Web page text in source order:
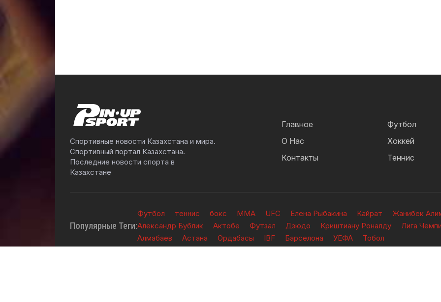
Спортивные новости Казахстана и мира.
Спортивный портал Казахстана.
Последние новости спорта в
Казахстане
Главное
О Нас
Контакты
Футбол
Хоккей
Теннис
Популярные Теги:
Футбол теннис бокс ММА UFC Елена Рыбакина Кайрат
Жанибек
Александр Бублик
Актобе Футзал Дзюдо Криштиану Роналду
Лига
Алмабаев
Астана Ордабасы IBF Барселона УЕФА Тобол